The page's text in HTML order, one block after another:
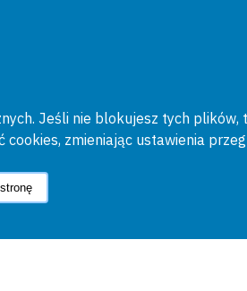
Jeśli nie blokujesz tych plików,
cookies, zmieniając ustawienia